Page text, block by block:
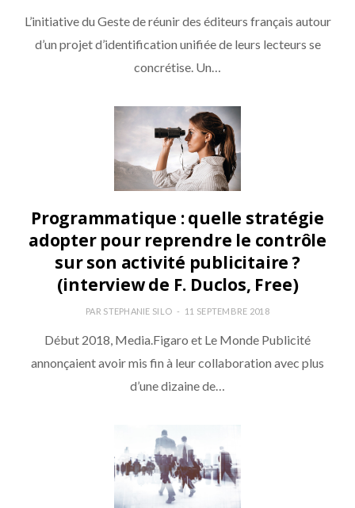
L’initiative du Geste de réunir des éditeurs français autour
d’un projet d’identification unifiée de leurs lecteurs se
concrétise. Un…
Programmatique : quelle stratégie
adopter pour reprendre le contrôle
sur son activité publicitaire ?
(interview de F. Duclos, Free)
PAR STEPHANIE SILO 11 SEPTEMBRE 2018
Début 2018, Media.Figaro et Le Monde Publicité
annonçaient avoir mis fin à leur collaboration avec plus
d’une dizaine de…